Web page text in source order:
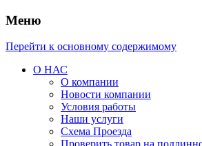
Меню
Перейти к основному содержимому
О НАС
О компании
Новости компании
Условия работы
Наши услуги
Схема Проезда